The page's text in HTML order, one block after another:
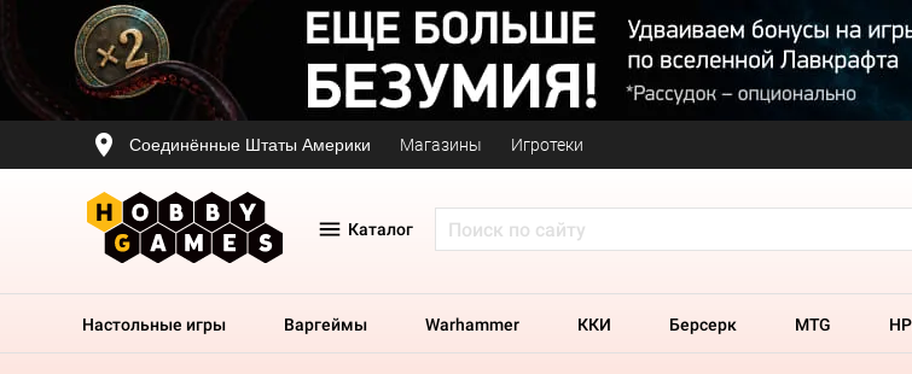
Соединённые Штаты Америки Магазины Игротеки
Каталог
Настольные игры Варгеймы Warhammer ККИ Берсерк MTG